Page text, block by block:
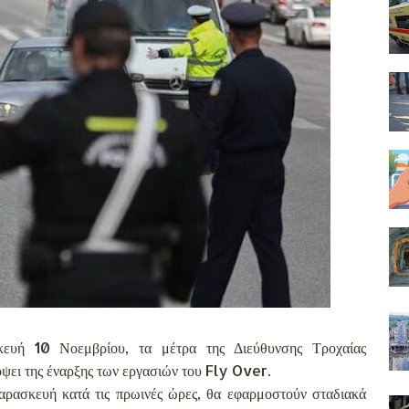
10 Νοεμβρίου, τα μέτρα της Διεύθυνσης Τροχαίας
της έναρξης των εργασιών του Fly Over.
κατά τις πρωινές ώρες, θα εφαρμοστούν σταδιακά